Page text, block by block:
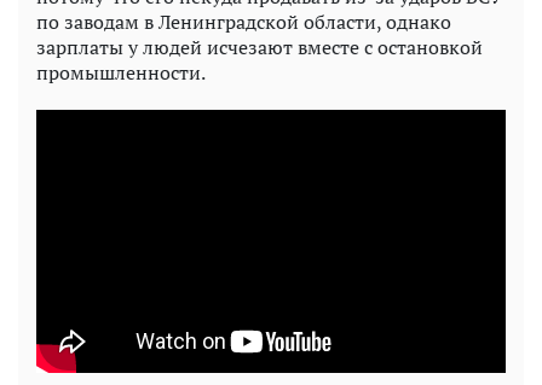
по заводам в Ленинградской области, однако
зарплаты у людей исчезают вместе с остановкой
промышленности.